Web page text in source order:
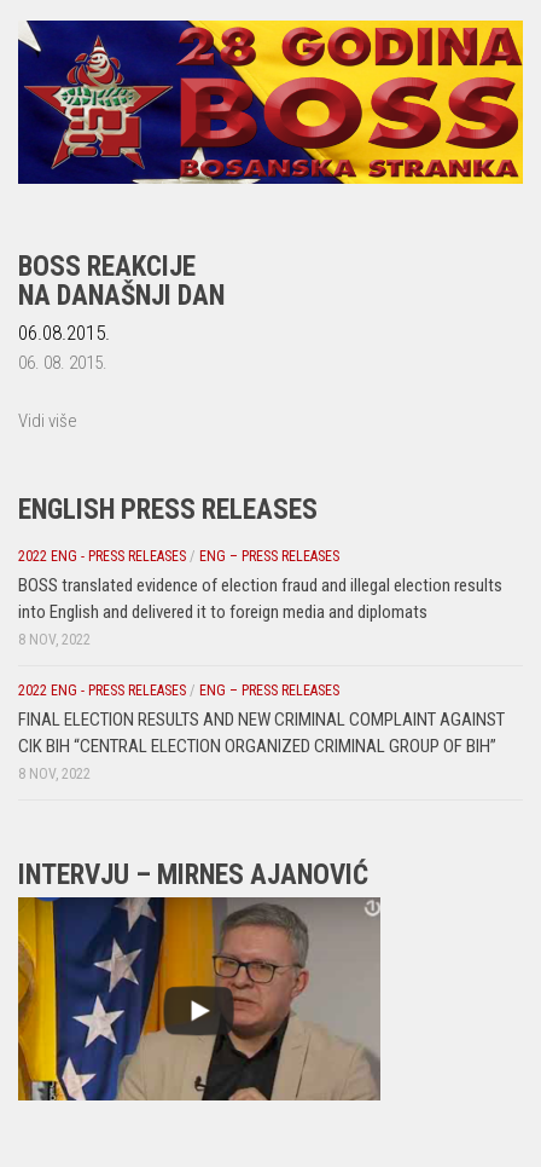
BOSS REAKCIJE
NA DANAŠNJI DAN
06.08.2015.
06. 08. 2015.
Vidi više
ENGLISH PRESS RELEASES
2022 ENG - PRESS RELEASES / ENG – PRESS RELEASES
BOSS translated evidence of election fraud and illegal election results
into English and delivered it to foreign media and diplomats
8 NOV, 2022
2022 ENG - PRESS RELEASES / ENG – PRESS RELEASES
FINAL ELECTION RESULTS AND NEW CRIMINAL COMPLAINT AGAINST
CIK BIH “CENTRAL ELECTION ORGANIZED CRIMINAL GROUP OF BIH”
8 NOV, 2022
INTERVJU – MIRNES AJANOVIĆ